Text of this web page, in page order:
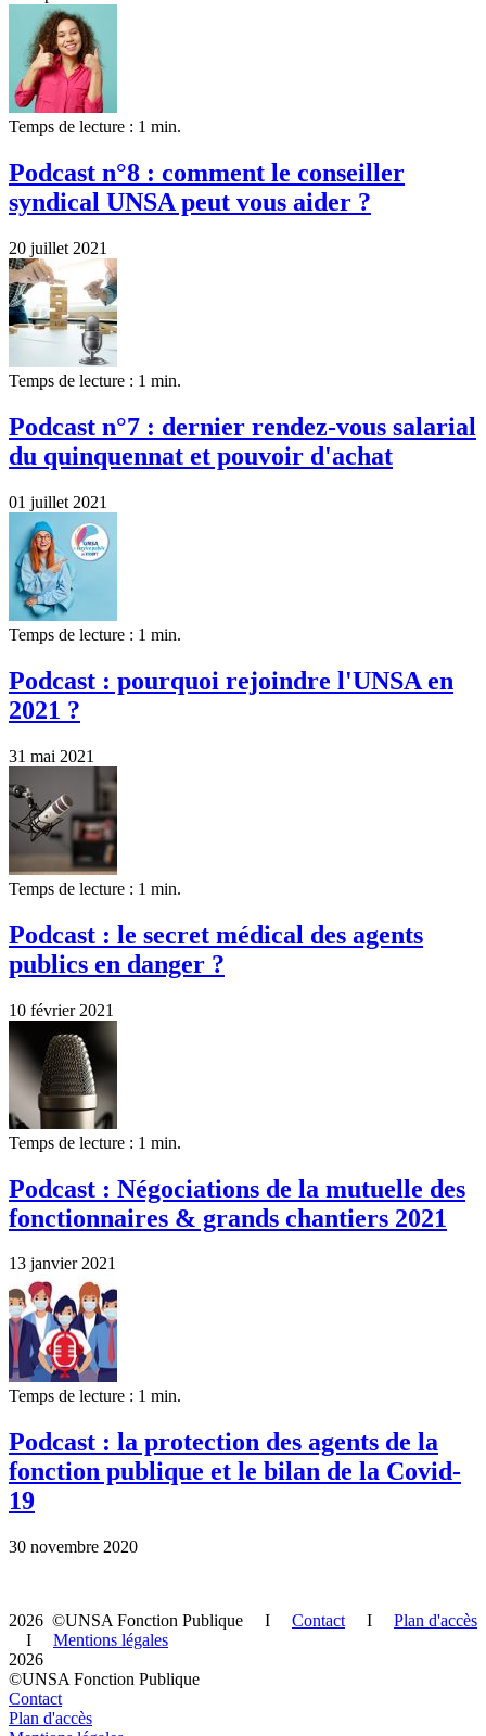
Temps de lecture : 1 min.
Podcast n°8 : comment le conseiller
syndical UNSA peut vous aider ?
20 juillet 2021
Temps de lecture : 1 min.
Podcast n°7 : dernier rendez-vous salarial
du quinquennat et pouvoir d'achat
01 juillet 2021
Temps de lecture : 1 min.
Podcast : pourquoi rejoindre l'UNSA en
2021 ?
31 mai 2021
Temps de lecture : 1 min.
Podcast : le secret médical des agents
publics en danger ?
10 février 2021
Temps de lecture : 1 min.
Podcast : Négociations de la mutuelle des
fonctionnaires & grands chantiers 2021
13 janvier 2021
Temps de lecture : 1 min.
Podcast : la protection des agents de la
fonction publique et le bilan de la Covid-
19
30 novembre 2020
2026 ©UNSA Fonction Publique I Contact I Plan d'accès
I Mentions légales
2026
©UNSA Fonction Publique
Contact
Plan d'accès